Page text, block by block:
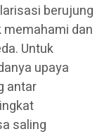
berujung
dan
Untuk
upaya
antar
saling